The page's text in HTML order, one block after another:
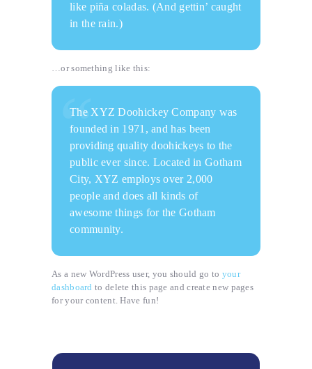
like piña coladas. (And gettin’ caught
in the rain.)
…or something like this:
The XYZ Doohickey Company was
founded in 1971, and has been
providing quality doohickeys to the
public ever since. Located in Gotham
City, XYZ employs over 2,000
people and does all kinds of
awesome things for the Gotham
community.
As a new WordPress user, you should go to your
dashboard to delete this page and create new pages
for your content. Have fun!